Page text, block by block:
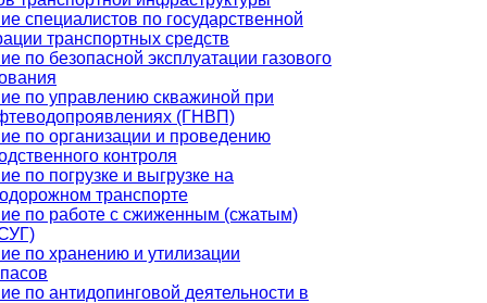
специалистов по государственной
транспортных средств
по безопасной эксплуатации газового
по управлению скважиной при
(ГНВП)
по организации и проведению
контроля
по погрузке и выгрузке на
транспорте
по работе с сжиженным (сжатым)
по хранению и утилизации
по антидопинговой деятельности в